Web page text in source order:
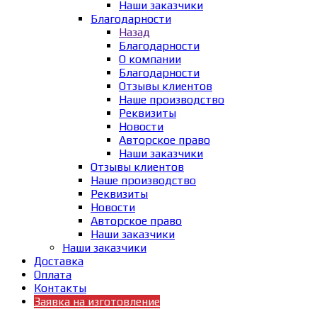
Наши заказчики
Благодарности
Назад
Благодарности
О компании
Благодарности
Отзывы клиентов
Наше производство
Реквизиты
Новости
Авторское право
Наши заказчики
Отзывы клиентов
Наше производство
Реквизиты
Новости
Авторское право
Наши заказчики
Наши заказчики
Доставка
Оплата
Контакты
Заявка на изготовление